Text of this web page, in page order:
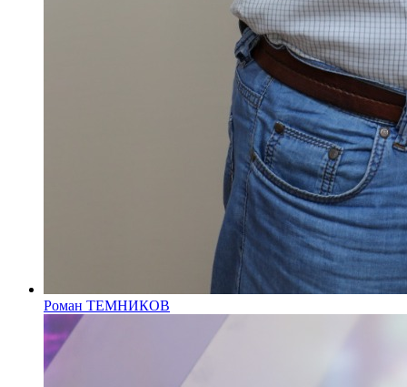
Роман ТЕМНИКОВ